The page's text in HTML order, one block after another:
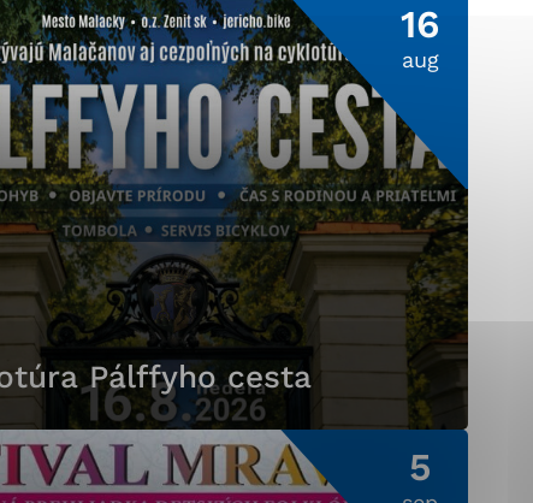
16
aug
Pálffyho cesta
5
uplatniteľnými
oblastiam webovej
stránku používajú,
anonymne a nie je